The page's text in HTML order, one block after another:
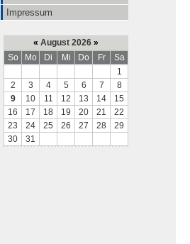
Impressum
« August 2026 »
So
Mo Di Mi Do Fr
Sa
1
2
3 4 5 6 7
8
9
10 11 12 13 14
15
16
17 18 19 20 21
22
23
24 25 26 27 28
29
30
31